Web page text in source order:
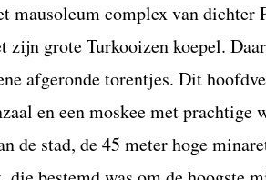
mausoleum complex van dichter
grote Turkooizen koepel.
afgeronde torentjes. Dit
en een moskee met prachtige
de stad, de 45 meter hoge